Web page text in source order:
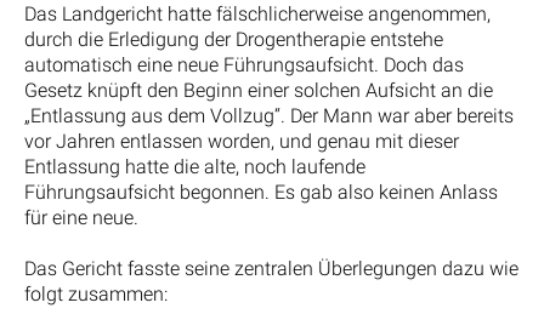
Das Landgericht hatte fälschlicherweise angenommen,
durch die Erledigung der Drogentherapie entstehe
automatisch eine neue Führungsaufsicht. Doch das
Gesetz knüpft den Beginn einer solchen Aufsicht an die
„Entlassung aus dem Vollzug“. Der Mann war aber bereits
vor Jahren entlassen worden, und genau mit dieser
Entlassung hatte die alte, noch laufende
Führungsaufsicht begonnen. Es gab also keinen Anlass
für eine neue.
Das Gericht fasste seine zentralen Überlegungen dazu wie
folgt zusammen: